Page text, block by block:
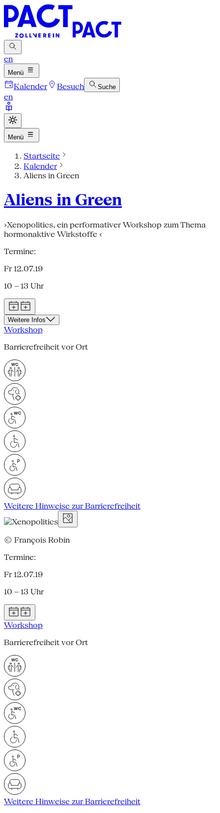
en
Menü
Kalender Besuch Suche
en
Menü
Startseite
Kalender
Aliens in Green
Aliens in Green
›Xenopolitics, ein performativer Workshop zum Thema
hormonaktive Wirkstoffe ‹
Termine:
Fr 12.07.19
10 – 13 Uhr
Weitere Infos
Workshop
Barrierefreiheit vor Ort
Weitere Hinweise zur Barrierefreiheit
© François Robin
Termine:
Fr 12.07.19
10 – 13 Uhr
Workshop
Barrierefreiheit vor Ort
Weitere Hinweise zur Barrierefreiheit